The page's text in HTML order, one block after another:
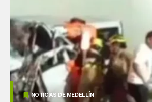
NOTICIAS DE MEDELLÍN